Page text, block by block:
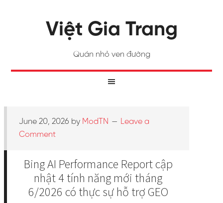
Việt Gia Trang
Quán nhỏ ven đường
June 20, 2026 by ModTN
Leave a
Comment
Bing AI Performance Report cập
nhật 4 tính năng mới tháng
6/2026 có thực sự hỗ trợ GEO